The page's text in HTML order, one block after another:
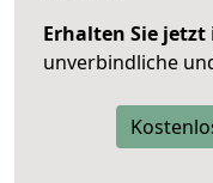
Erhalten Sie jetzt
unverbindliche